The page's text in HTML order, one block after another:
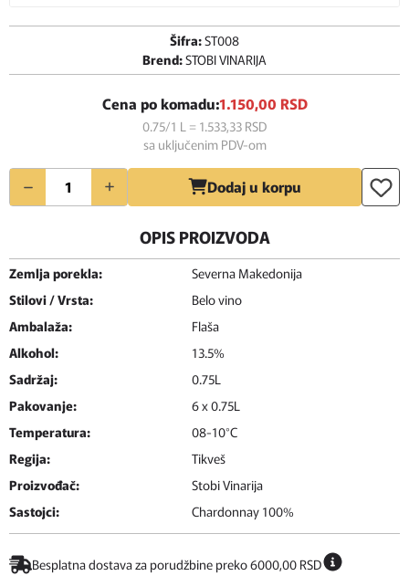
Šifra:ST008
Brend:STOBI VINARIJA
Cena po komadu:1.150,00 RSD
0.75/1 L = 1.533,33 RSD
sa uključenim PDV-om
Količina Dodaj u korpu
OPIS PROIZVODA
Zemlja porekla:
Severna Makedonija
Stilovi / Vrsta:
Belo vino
Ambalaža:
Flaša
Alkohol:
13.5%
Sadržaj:
0.75L
Pakovanje:
6 x 0.75L
Temperatura:
08-10°C
Regija:
Tikveš
Proizvođač:
Stobi Vinarija
Sastojci:
Chardonnay 100%
Besplatna dostava za porudžbine preko 6000,00 RSD